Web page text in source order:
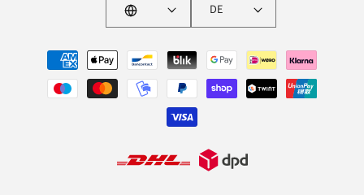
DE
Zahlungsmethoden